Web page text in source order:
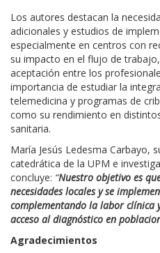
Los autores destacan la
adicionales y estudios de
especialmente en centros con
su impacto en el flujo de
aceptación entre los
importancia de estudiar la
telemedicina y programas de
como su rendimiento en
sanitaria.
María Jesús Ledesma Carbayo,
catedrática de la UPM e
concluye: “Nuestro objetivo es
necesidades locales y se
complementando la labor clínica
acceso al diagnóstico en
Agradecimientos